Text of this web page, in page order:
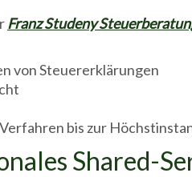
Franz Studeny
von Steuererklärungen
bis zur
Shared-